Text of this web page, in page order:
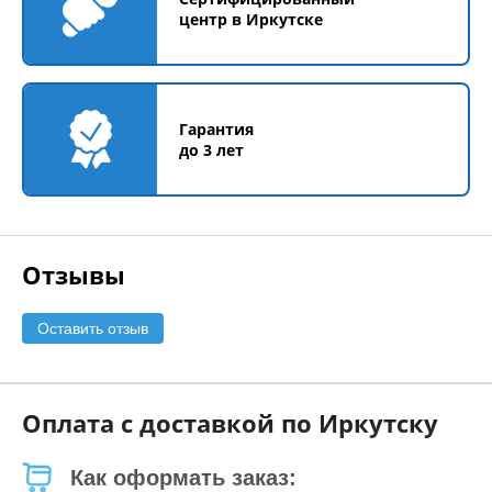
центр в Иркутске
Гарантия
до 3 лет
Отзывы
Оставить отзыв
Оплата с доставкой по Иркутску
Как оформать заказ: